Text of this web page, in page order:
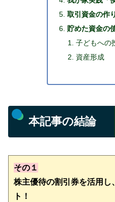
取引資金の作
貯めた資金の
子どもへの
資産形成
本記事の結論
その１
株主優待の割引券を活用し
ト！